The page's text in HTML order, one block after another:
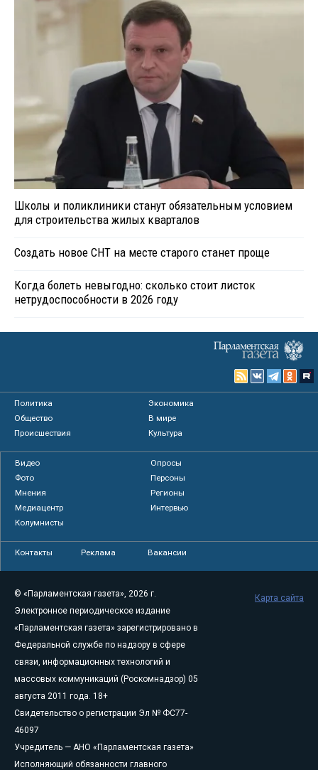
Школы и поликлиники станут обязательным условием
для строительства жилых кварталов
Создать новое СНТ на месте старого станет проще
Когда болеть невыгодно: сколько стоит листок
нетрудоспособности в 2026 году
Политика
Экономика
Общество
В мире
Происшествия
Культура
Видео
Опросы
Фото
Персоны
Мнения
Регионы
Медиацентр
Интервью
Колумнисты
Контакты Реклама Вакансии
© «Парламентская газета», 2026 г.
Электронное периодическое издание
«Парламентская газета» зарегистрировано в
Федеральной службе по надзору в сфере
связи, информационных технологий и
массовых коммуникаций (Роскомнадзор) 05
августа 2011 года. 18+
Свидетельство о регистрации Эл № ФС77-
46097
Учредитель — АНО «Парламентская газета»
Исполняющий обязанности главного
Карта сайта